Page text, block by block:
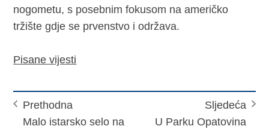
nogometu, s posebnim fokusom na američko
tržište gdje se prvenstvo i održava.
Pisane vijesti
Prethodna
Malo istarsko selo na
Sljedeća
U Parku Opatovina